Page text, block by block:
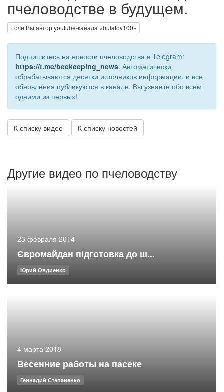
пчеловодстве в будущем.
Если Вы автор youtube-канала «bulatov100»
Подпишитесь на новости пчеловодства в Telegram:
https://t.me/beekeeping_news. Автоматически
обрабатываются десятки источников информации, и все
обновления публикуются в канале. Вы узнаете обо всем
одними из первых!
К списку видео К списку новостей
Другие видео по пчеловодству
23 февраля 2014
Євромайдан підготовка до ш...
Юрий Овдиенко
4 марта 2018
Весенние работы на пасеке
Геннадий Степаненко